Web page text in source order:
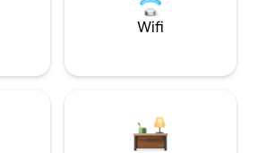
Wifi